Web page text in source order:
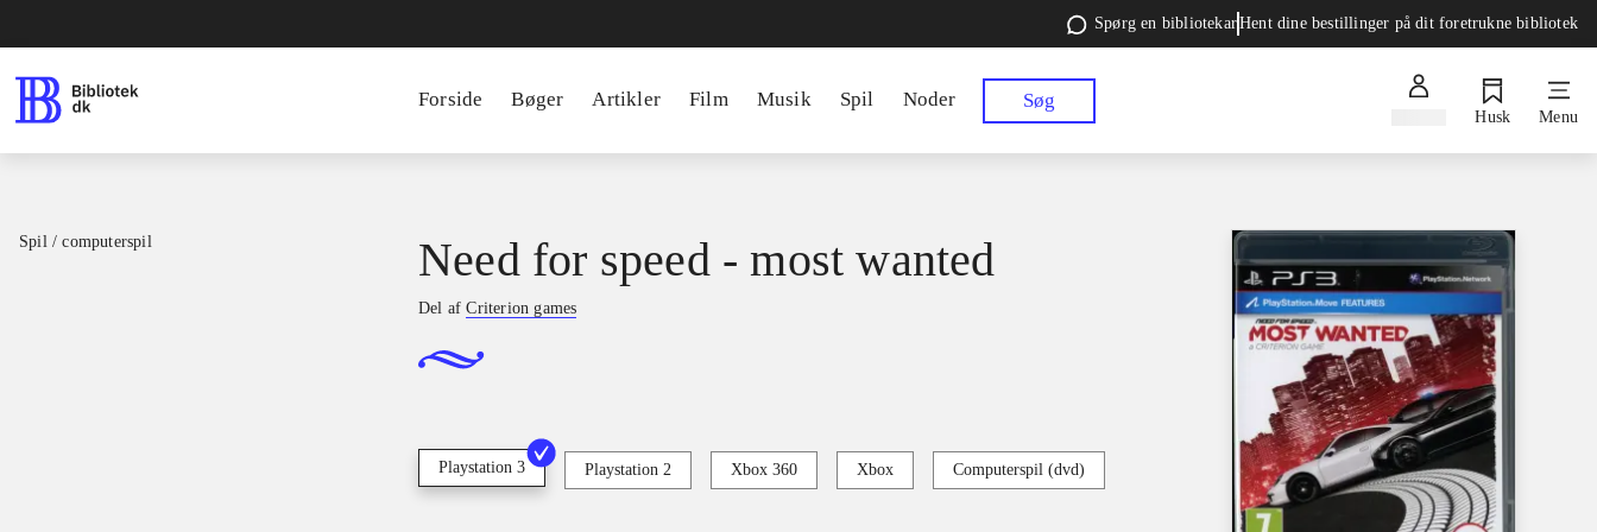
Spørg en bibliotekarHent dine bestillinger på dit foretrukne bibliotek
Forside Bøger Artikler Film Musik Spil Noder Søg
Husk Menu
Spil / computerspil Need for speed - most wanted
Del afCriterion games
Playstation 3 Playstation 2 Xbox 360 Xbox Computerspil (dvd)